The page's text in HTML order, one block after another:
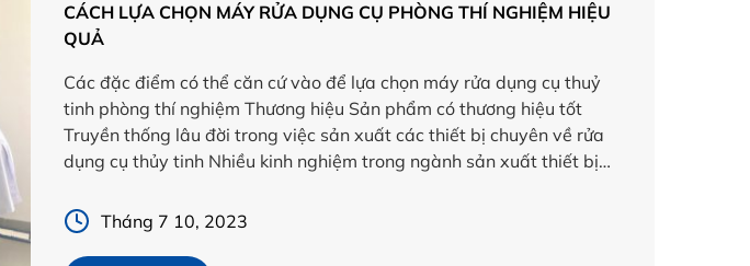
CÁCH LỰA CHỌN MÁY RỬA DỤNG CỤ PHÒNG THÍ NGHIỆM HIỆU
QUẢ
Các đặc điểm có thể căn cứ vào để lựa chọn máy rửa dụng cụ thuỷ
tinh phòng thí nghiệm Thương hiệu Sản phẩm có thương hiệu tốt
Truyền thống lâu đời trong việc sản xuất các thiết bị chuyên về rửa
dụng cụ thủy tinh Nhiều kinh nghiệm trong ngành sản xuất thiết bị
Tháng 7 10, 2023